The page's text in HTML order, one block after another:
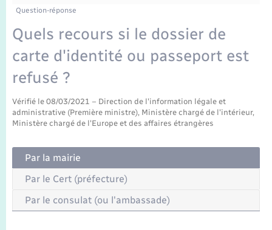
Etat-civil - Papiers - Citoyenneté
Mariage – PACS
Parrainage civil
Recensement
Logement - Urbanisme
Loisirs
Numérique
Organisation d’événement
Transports scolaires
Travaux - Autorisation d’occupation de l’espace
Compétences
Plan interactif
Présentation de la commune
Publications
La Communauté de communes
Question-réponse
Quels recours si le dossier de
carte d'identité ou passeport est
refusé ?
Vérifié le 08/03/2021 – Direction de l'information légale et
administrative (Première ministre), Ministère chargé de l'intérieur,
Ministère chargé de l'Europe et des affaires étrangères
Par la mairie
Par le Cert (préfecture)
Par le consulat (ou l'ambassade)